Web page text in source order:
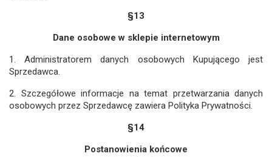
§13
Dane osobowe w sklepie internetowym
1. Administratorem danych osobowych Kupującego jest
Sprzedawca.
2. Szczegółowe informacje na temat przetwarzania danych
osobowych przez Sprzedawcę zawiera Polityka Prywatności.
§14
Postanowienia końcowe